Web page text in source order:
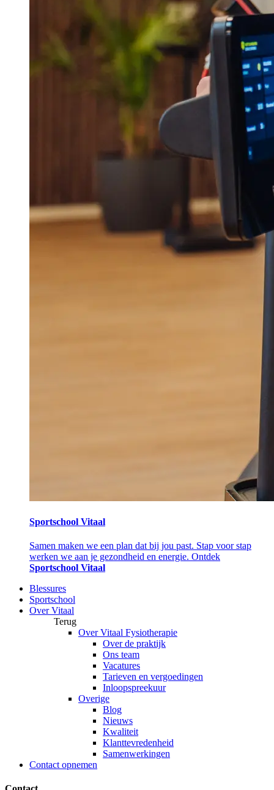
Sportschool Vitaal
Samen maken we een plan dat bij jou past. Stap voor stap
werken we aan je gezondheid en energie. Ontdek
Sportschool Vitaal
Blessures
Sportschool
Over Vitaal
Terug
Over Vitaal Fysiotherapie
Over de praktijk
Ons team
Vacatures
Tarieven en vergoedingen
Inloopspreekuur
Overige
Blog
Nieuws
Kwaliteit
Klanttevredenheid
Samenwerkingen
Contact opnemen